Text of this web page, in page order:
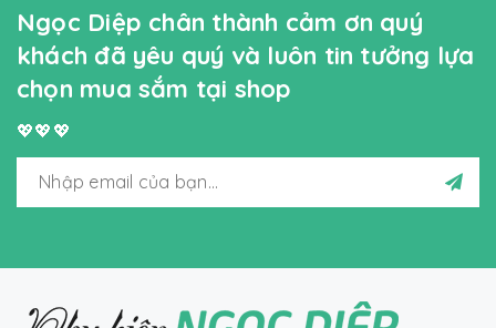
Ngọc Diệp chân thành cảm ơn quý
khách đã yêu quý và luôn tin tưởng lựa
chọn mua sắm tại shop
💖💖💖